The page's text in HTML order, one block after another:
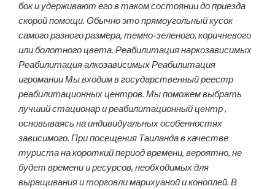
бок и удерживают его в таком состоянии до приезда
скорой помощи. Обычно это прямоугольный кусок
самого разного размера, темно-зеленого, коричневого
или болотного цвета. Реабилитация наркозависимых
Реабилитация алкозависимых Реабилитация
игромании Мы входим в государственный реестр
реабилитационных центров. Мы поможем выбрать
лучший стационар и реабилитационный центр ,
основываясь на индивидуальных особенностях
зависимого. При посещения Таиланда в качестве
туриста на короткий период времени, вероятно, не
будет времени и ресурсов, необходимых для
выращивания и торговли марихуаной и коноплей. В